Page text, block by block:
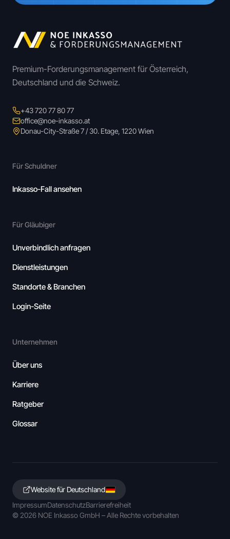
Premium-Forderungsmanagement für Österreich,
Deutschland und die Schweiz.
+43 720 77 80 77
office@noe-inkasso.at
Donau-City-Straße 7 / 30. Etage, 1220 Wien
Für Schuldner
Inkasso-Fall ansehen
Für Gläubiger
Unverbindlich anfragen
Dienstleistungen
Standorte & Branchen
Login-Seite
Unternehmen
Über uns
Karriere
Ratgeber
Glossar
Website für Deutschland
ImpressumDatenschutzBarrierefreiheit
© 2026 NOE Inkasso GmbH – Alle Rechte vorbehalten